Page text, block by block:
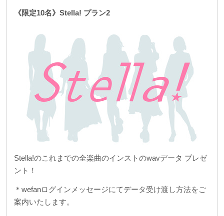
《限定10名》Stella! プラン2
Stella!のこれまでの全楽曲のインストのwavデータ プレゼ
ント！
＊wefanログインメッセージにてデータ受け渡し方法をご
案内いたします。